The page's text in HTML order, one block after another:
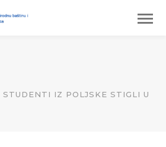
IZ POLJSKE STIGLI U